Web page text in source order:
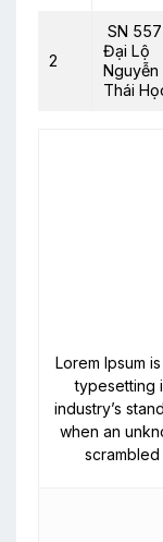
2
SN 557
Đại Lộ
Nguyễn
Thái
Lorem Ipsum
typesetting
industry’s
when an